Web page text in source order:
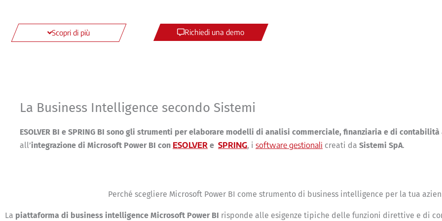
Scopri di più Richiedi una demo
La Business Intelligence secondo Sistemi
ESOLVER BI e SPRING BI sono gli strumenti per elaborare modelli di analisi commerciale, finanziaria e di
all’integrazione di Microsoft Power BI con ESOLVER e SPRING, i software gestionali creati da Sistemi SpA.
Perché scegliere Microsoft Power BI come strumento di business intelligence per la tua
La piattaforma di business intelligence Microsoft Power BI risponde alle esigenze tipiche delle funzioni direttive e di